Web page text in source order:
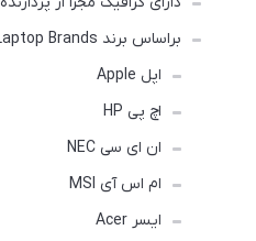
براساس برند Laptop Brands
اپل Apple
اچ پی HP
ان ای سی NEC
ام اس آی MSI
ایسر Acer